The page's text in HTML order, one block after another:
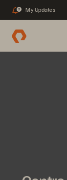
2 My Updates